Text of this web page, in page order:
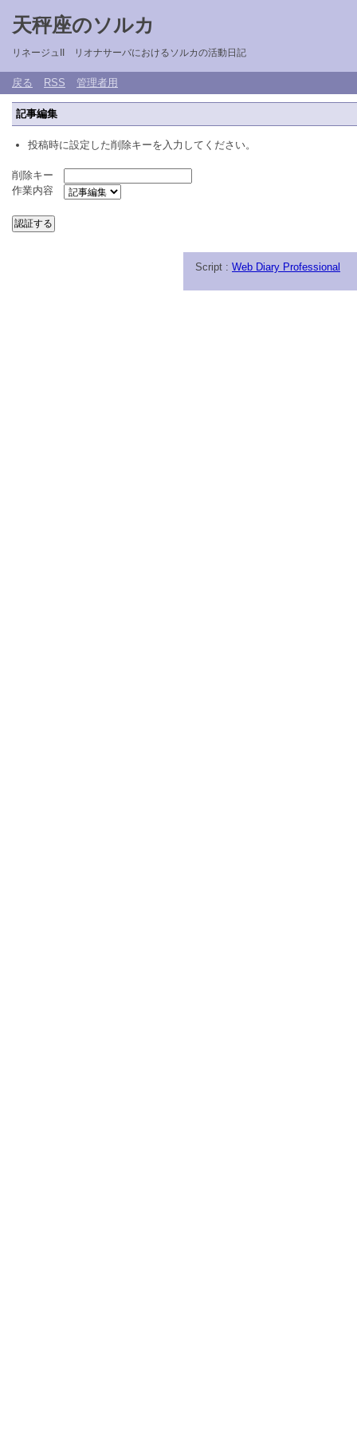
天秤座のソルカ
リネージュII リオナサーバにおけるソルカの活動日記
戻る RSS 管理者用
記事編集
投稿時に設定した削除キーを入力してください。
削除キー
作業内容
Script : Web Diary Professional